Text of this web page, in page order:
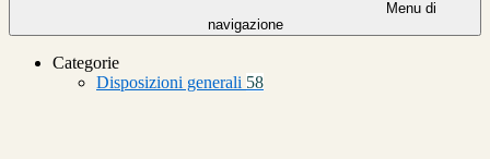
Menu di
navigazione
Categorie
Disposizioni generali 58